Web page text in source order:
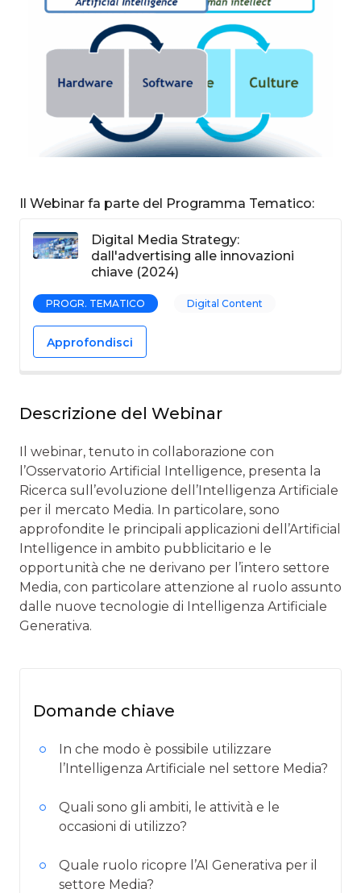
Il Webinar fa parte del Programma Tematico:
Digital Media Strategy:
dall'advertising alle innovazioni
chiave (2024)
PROGR. TEMATICO Digital Content
Approfondisci
Descrizione del Webinar
Il webinar, tenuto in collaborazione con
l’Osservatorio Artificial Intelligence, presenta la
Ricerca sull’evoluzione dell’Intelligenza Artificiale
per il mercato Media. In particolare, sono
approfondite le principali applicazioni dell’Artificial
Intelligence in ambito pubblicitario e le
opportunità che ne derivano per l’intero settore
Media, con particolare attenzione al ruolo assunto
dalle nuove tecnologie di Intelligenza Artificiale
Generativa.
Domande chiave
In che modo è possibile utilizzare
l’Intelligenza Artificiale nel settore Media?
Quali sono gli ambiti, le attività e le
occasioni di utilizzo?
Quale ruolo ricopre l’AI Generativa per il
settore Media?